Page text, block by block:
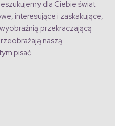
dla Ciebie świat
interesujące i zaskakujące,
przekraczającą
naszą
pisać.